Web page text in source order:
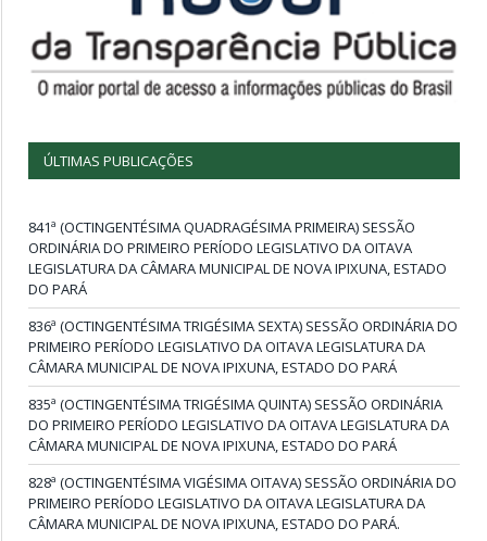
ÚLTIMAS PUBLICAÇÕES
841ª (OCTINGENTÉSIMA QUADRAGÉSIMA PRIMEIRA) SESSÃO
ORDINÁRIA DO PRIMEIRO PERÍODO LEGISLATIVO DA OITAVA
LEGISLATURA DA CÂMARA MUNICIPAL DE NOVA IPIXUNA, ESTADO
DO PARÁ
836ª (OCTINGENTÉSIMA TRIGÉSIMA SEXTA) SESSÃO ORDINÁRIA DO
PRIMEIRO PERÍODO LEGISLATIVO DA OITAVA LEGISLATURA DA
CÂMARA MUNICIPAL DE NOVA IPIXUNA, ESTADO DO PARÁ
835ª (OCTINGENTÉSIMA TRIGÉSIMA QUINTA) SESSÃO ORDINÁRIA
DO PRIMEIRO PERÍODO LEGISLATIVO DA OITAVA LEGISLATURA DA
CÂMARA MUNICIPAL DE NOVA IPIXUNA, ESTADO DO PARÁ
828ª (OCTINGENTÉSIMA VIGÉSIMA OITAVA) SESSÃO ORDINÁRIA DO
PRIMEIRO PERÍODO LEGISLATIVO DA OITAVA LEGISLATURA DA
CÂMARA MUNICIPAL DE NOVA IPIXUNA, ESTADO DO PARÁ.